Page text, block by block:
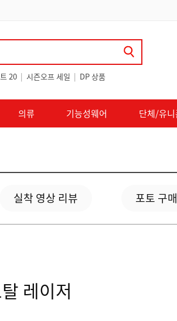
20 | 시즌오프 세일 | DP 상품
의류 기능성웨어 단체/유
실착 영상 리뷰 포토 구
레이저